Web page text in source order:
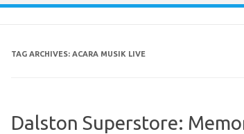
TAG ARCHIVES: ACARA MUSIK LIVE
Dalston Superstore: